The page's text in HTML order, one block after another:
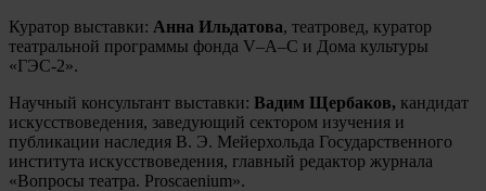
Куратор выставки: Анна Ильдатова, театровед, куратор
театральной программы фонда V–A–C и Дома культуры
«ГЭС-2».
Научный консультант выставки: Вадим Щербаков, кандидат
искусствоведения, заведующий сектором изучения и
публикации наследия В. Э. Мейерхольда Государственного
института искусствоведения, главный редактор журнала
«Вопросы театра. Proscaenium».